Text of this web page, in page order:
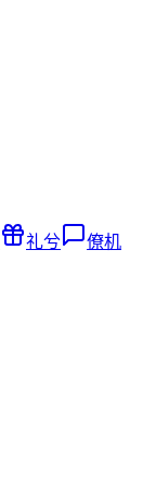
礼兮 僚机